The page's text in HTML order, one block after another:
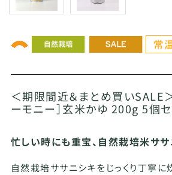
＜期限間近＆まとめ買いSALE＞
ーモニー］玄米かゆ 200g 5個セ
忙しい時にも重宝、自然栽培米サ
自然栽培ササニシキをじっくり丁寧に